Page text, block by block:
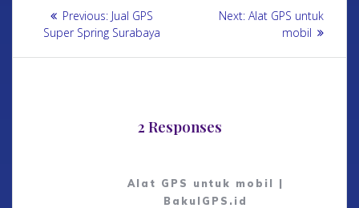
Previous: Jual GPS
Super Spring Surabaya
Next: Alat GPS untuk
mobil
2 Responses
Alat GPS untuk mobil |
BakulGPS.id